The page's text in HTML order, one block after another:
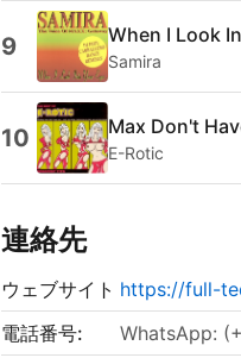
9 When I Look
Samira
10 Max Don't
E-Rotic
連絡先
ウェブサイト https://full-
電話番号:
WhatsApp: